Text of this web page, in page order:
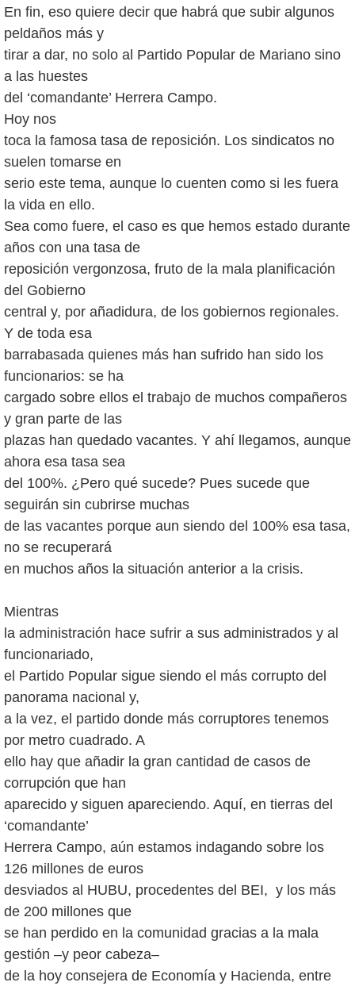
En fin, eso quiere decir que habrá que subir algunos
peldaños más y
tirar a dar, no solo al Partido Popular de Mariano sino
a las huestes
del ‘comandante’ Herrera Campo.
Hoy nos
toca la famosa tasa de reposición. Los sindicatos no
suelen tomarse en
serio este tema, aunque lo cuenten como si les fuera
la vida en ello.
Sea como fuere, el caso es que hemos estado durante
años con una tasa de
reposición vergonzosa, fruto de la mala planificación
del Gobierno
central y, por añadidura, de los gobiernos regionales.
Y de toda esa
barrabasada quienes más han sufrido han sido los
funcionarios: se ha
cargado sobre ellos el trabajo de muchos compañeros
y gran parte de las
plazas han quedado vacantes. Y ahí llegamos, aunque
ahora esa tasa sea
del 100%. ¿Pero qué sucede? Pues sucede que
seguirán sin cubrirse muchas
de las vacantes porque aun siendo del 100% esa tasa,
no se recuperará
en muchos años la situación anterior a la crisis.
Mientras
la administración hace sufrir a sus administrados y al
funcionariado,
el Partido Popular sigue siendo el más corrupto del
panorama nacional y,
a la vez, el partido donde más corruptores tenemos
por metro cuadrado. A
ello hay que añadir la gran cantidad de casos de
corrupción que han
aparecido y siguen apareciendo. Aquí, en tierras del
‘comandante’
Herrera Campo, aún estamos indagando sobre los
126 millones de euros
desviados al HUBU, procedentes del BEI, y los más
de 200 millones que
se han perdido en la comunidad gracias a la mala
gestión –y peor cabeza–
de la hoy consejera de Economía y Hacienda, entre